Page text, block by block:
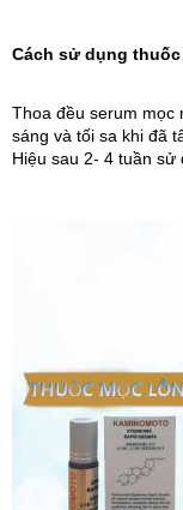
Cách sử dụng
Thoa đều serum mọc
sáng và tối sa khi đã
Hiệu sau 2- 4 tuần sử